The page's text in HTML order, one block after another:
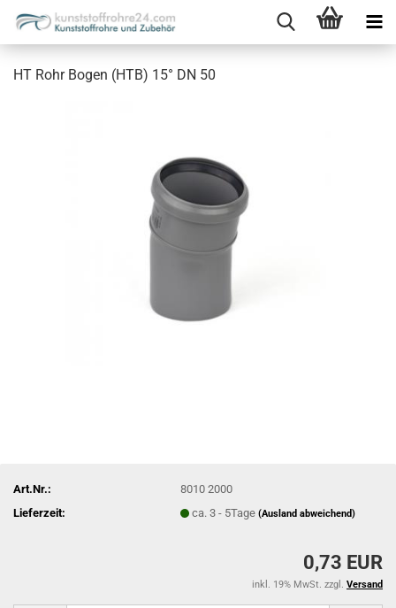
HT Rohr Bogen (HTB) 15° DN 50
Art.Nr.:
8010 2000
Lieferzeit:
ca. 3 - 5Tage(Ausland abweichend)
0,73 EUR
inkl. 19% MwSt. zzgl. Versand